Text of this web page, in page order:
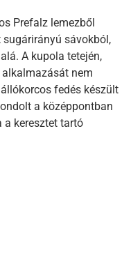
Prefalz lemezből
sávokból,
A kupola tetején,
nem
fedés készült
a középpontban
keresztet tartó